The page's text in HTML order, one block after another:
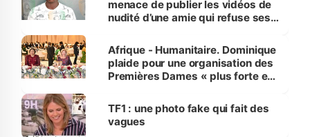
menace de publier les vidéos de
nudité d’une amie qui refuse ses
Afrique - Humanitaire. Dominique
plaide pour une organisation des
Premières Dames « plus forte et
sur la scène internationale »
TF1 : une photo fake qui fait des
vagues